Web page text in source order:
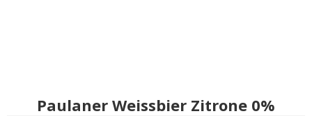
Paulaner Weissbier Zitrone 0%